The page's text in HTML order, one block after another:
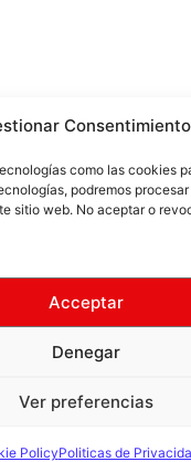
Consentimiento
como las cookies
podremos
sitio web. No aceptar o
Acceptar
Denegar
Ver preferencias
PolicyPoliticas de